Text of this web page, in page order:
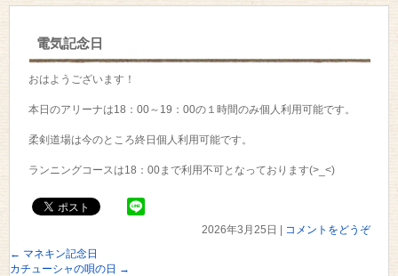
電気記念日
おはようございます！
本日のアリーナは18：00～19：00の１時間のみ個人利用可能です。
柔剣道場は今のところ終日個人利用可能です。
ランニングコースは18：00まで利用不可となっております(>_<)
2026年3月25日
コメントをどうぞ
← マネキン記念日
カチューシャの唄の日 →